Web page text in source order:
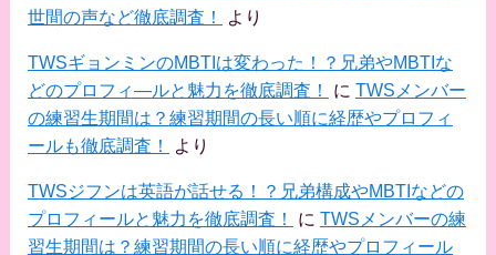
世間の声など徹底調査！
より
TWSギョンミンのMBTIは変わった！？兄弟やMBTIな
どのプロフィ―ルと魅力を徹底調査！
に TWSメンバー
の練習生期間は？練習期間の長い順に経歴やプロフィ
ールも徹底調査！
より
TWSジフンは英語が話せる！？兄弟構成やMBTIなどの
プロフィールと魅力を徹底調査！
に TWSメンバーの練
習生期間は？練習期間の長い順に経歴やプロフィール